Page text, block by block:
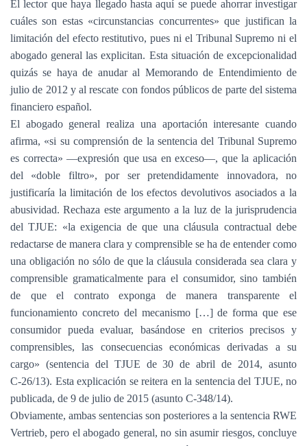
El lector que haya llegado hasta aquí se puede ahorrar investigar
cuáles son estas «circunstancias concurrentes» que justifican la
limitación del efecto restitutivo, pues ni el Tribunal Supremo ni el
abogado general las explicitan. Esta situación de excepcionalidad
quizás se haya de anudar al Memorando de Entendimiento de
julio de 2012 y al rescate con fondos públicos de parte del sistema
financiero español.
El abogado general realiza una aportación interesante cuando
afirma, «si su comprensión de la sentencia del Tribunal Supremo
es correcta» —expresión que usa en exceso—, que la aplicación
del «doble filtro», por ser pretendidamente innovadora, no
justificaría la limitación de los efectos devolutivos asociados a la
abusividad. Rechaza este argumento a la luz de la jurisprudencia
del TJUE: «la exigencia de que una cláusula contractual debe
redactarse de manera clara y comprensible se ha de entender como
una obligación no sólo de que la cláusula considerada sea clara y
comprensible gramaticalmente para el consumidor, sino también
de que el contrato exponga de manera transparente el
funcionamiento concreto del mecanismo […] de forma que ese
consumidor pueda evaluar, basándose en criterios precisos y
comprensibles, las consecuencias económicas derivadas a su
cargo» (sentencia del TJUE de 30 de abril de 2014, asunto
C‑26/13). Esta explicación se reitera en la sentencia del TJUE, no
publicada, de 9 de julio de 2015 (asunto C‑348/14).
Obviamente, ambas sentencias son posteriores a la sentencia RWE
Vertrieb, pero el abogado general, no sin asumir riesgos, concluye